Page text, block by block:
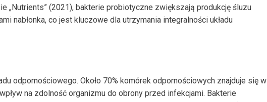
„Nutrients” (2021), bakterie probiotyczne zwiększają produkcję śluzu
nabłonka, co jest kluczowe dla utrzymania integralności układu
odpornościowego. Około 70% komórek odpornościowych znajduje się w
na zdolność organizmu do obrony przed infekcjami. Bakterie